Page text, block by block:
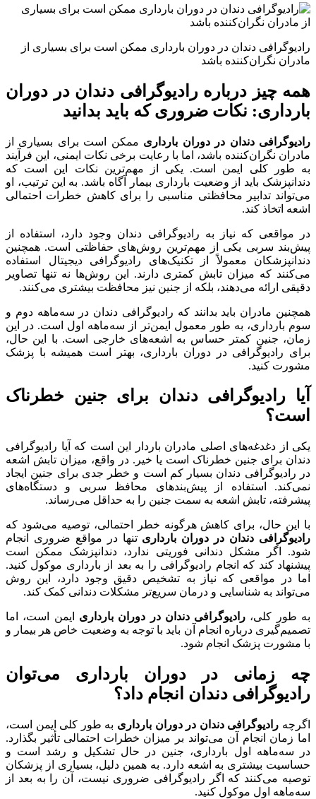
رادیوگرافی دندان در دوران بارداری ممکن است برای بسیاری از
مادران نگران‌کننده باشد
همه چیز درباره رادیوگرافی دندان در دوران
بارداری: نکات ضروری که باید بدانید
رادیوگرافی دندان در دوران بارداری ممکن است برای بسیاری از
مادران نگران‌کننده باشد، اما با رعایت برخی نکات ایمنی، این فرآیند
به طور کلی ایمن است. یکی از مهم‌ترین نکات این است که
دندانپزشک باید از وضعیت بارداری بیمار آگاه باشد. به این ترتیب، او
می‌تواند تدابیر محافظتی مناسبی را برای کاهش خطرات احتمالی
اشعه اتخاذ کند.
در مواقعی که نیاز به رادیوگرافی دندان وجود دارد، استفاده از
پیش‌بند سربی یکی از مهم‌ترین روش‌های حفاظتی است. همچنین
دندانپزشکان معمولاً از تکنیک‌های رادیوگرافی دیجیتال استفاده
می‌کنند که میزان تابش کمتری دارند. این روش‌ها نه تنها تصاویر
دقیقی ارائه می‌دهند، بلکه از جنین نیز محافظت بیشتری می‌کنند.
همچنین مادران باید بدانند که رادیوگرافی دندان در سه‌ماهه دوم و
سوم بارداری، به طور معمول ایمن‌تر از سه‌ماهه اول است. در این
زمان، جنین کمتر حساس به اشعه‌های خارجی است. با این حال،
برای رادیوگرافی در دوران بارداری، بهتر است همیشه با پزشک
مشورت کنید.
آیا رادیوگرافی دندان برای جنین خطرناک
است؟
یکی از دغدغه‌های اصلی مادران باردار این است که آیا رادیوگرافی
دندان برای جنین خطرناک است یا خیر. در واقع، میزان تابش اشعه
در رادیوگرافی دندان بسیار کم است و خطر جدی برای جنین ایجاد
نمی‌کند. استفاده از پیش‌بندهای محافظ سربی و دستگاه‌های
پیشرفته، تابش اشعه به سمت جنین را به حداقل می‌رساند.
با این حال، برای کاهش هرگونه خطر احتمالی، توصیه می‌شود که
رادیوگرافی دندان در دوران بارداری تنها در مواقع ضروری انجام
شود. اگر مشکل دندانی فوریتی ندارد، دندانپزشک ممکن است
پیشنهاد کند که انجام رادیوگرافی را به بعد از بارداری موکول کنید.
اما در مواقعی که نیاز به تشخیص دقیق وجود دارد، این روش
می‌تواند به شناسایی و درمان سریع‌تر مشکلات دندانی کمک کند.
به طور کلی، رادیوگرافی دندان در دوران بارداری ایمن است، اما
تصمیم‌گیری درباره انجام آن باید با توجه به وضعیت خاص هر بیمار و
با مشورت پزشک انجام شود.
چه زمانی در دوران بارداری می‌توان
رادیوگرافی دندان انجام داد؟
اگرچه رادیوگرافی دندان در دوران بارداری به طور کلی ایمن است،
اما زمان انجام آن می‌تواند بر میزان خطرات احتمالی تأثیر بگذارد.
در سه‌ماهه اول بارداری، جنین در حال تشکیل و رشد است و
حساسیت بیشتری به اشعه دارد. به همین دلیل، بسیاری از پزشکان
توصیه می‌کنند که اگر رادیوگرافی ضروری نیست، آن را به بعد از
سه‌ماهه اول موکول کنید.